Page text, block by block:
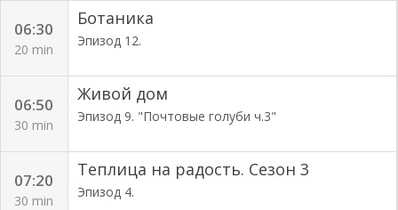
06:30
20 min
Ботаника
Эпизод 12.
06:50
30 min
Живой дом
Эпизод 9. "Почтовые голуби ч.3"
07:20
30 min
Теплица на радость. Сезон 3
Эпизод 4.